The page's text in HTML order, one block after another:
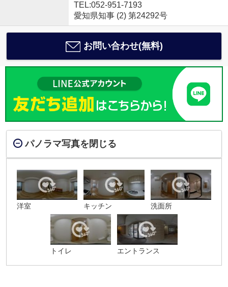
TEL:052-951-7193
愛知県知事 (2) 第24292号
お問い合わせ(無料)
パノラマ写真を閉じる
洋室 キッチン 洗面所
トイレ エントランス